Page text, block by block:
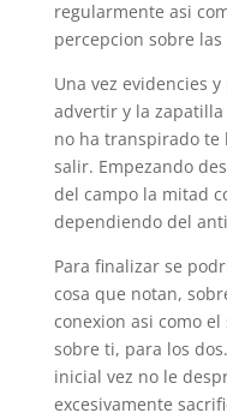
regularmente asi­
percepcion sobre
Una vez evidencies
advertir y la
no ha transpirado te
salir. Empezando
del campo la mitad
dependiendo del
Para finalizar se
cosa que notan,
conexion asi­ como
sobre ti, para los
inicial vez no le
excesivamente